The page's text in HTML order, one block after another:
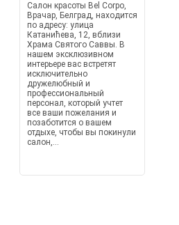
Салон красоты Bel Corpo,
Врачар, Белград, находится
по адресу: улица
Катанићева, 12, вблизи
Храма Святого Саввы. В
нашем эксклюзивном
интерьере вас встретят
исключительно
дружелюбный и
профессиональный
персонал, который учтет
все ваши пожелания и
позаботится о вашем
отдыхе, чтобы вы покинули
салон,...